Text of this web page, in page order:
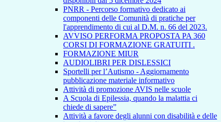
PNRR - Percorso formativo dedicato ai
componenti delle Comunità di pratiche per
l'apprendimento di cui al D.M. n. 66 del 2023.
AVVISO PERFORMA PROPOSTA PA 360
CORSI DI FORMAZIONE GRATUITI .
FORMAZIONE MIUR
AUDIOLIBRI PER DISLESSICI
Sportelli per l’Autismo - Aggiornamento
pubblicazione materiale informativo
Attività di promozione AVIS nelle scuole
A Scuola di Epilessia, quando la malattia ci
chiede di sapere”
Attività a favore degli alunni con disabilità e delle